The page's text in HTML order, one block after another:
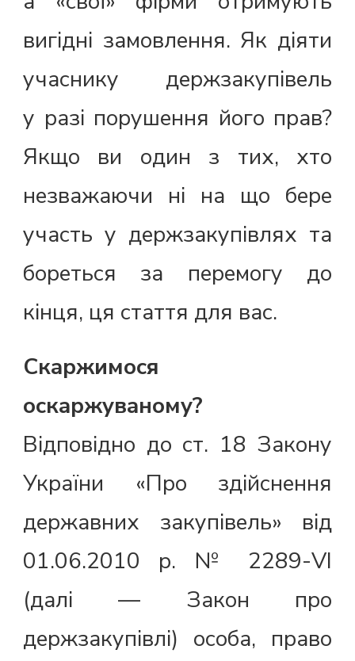
вигідні замовлення. Як діяти
учаснику держзакупівель
у разі порушення його прав?
Якщо ви один з тих, хто
незважаючи ні на що бере
участь у держзакупівлях та
бореться за перемогу до
кінця, ця стаття для вас.
Скаржимося
оскаржуваному?
Відповідно до ст. 18 Закону
України «Про здійснення
державних закупівель» від
01.06.2010 р. № 2289-VI
(далі — Закон про
держзакупівлі) особа, право